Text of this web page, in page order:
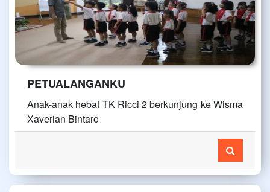
PETUALANGANKU
Anak-anak hebat TK Ricci 2 berkunjung ke Wisma
Xaverian Bintaro